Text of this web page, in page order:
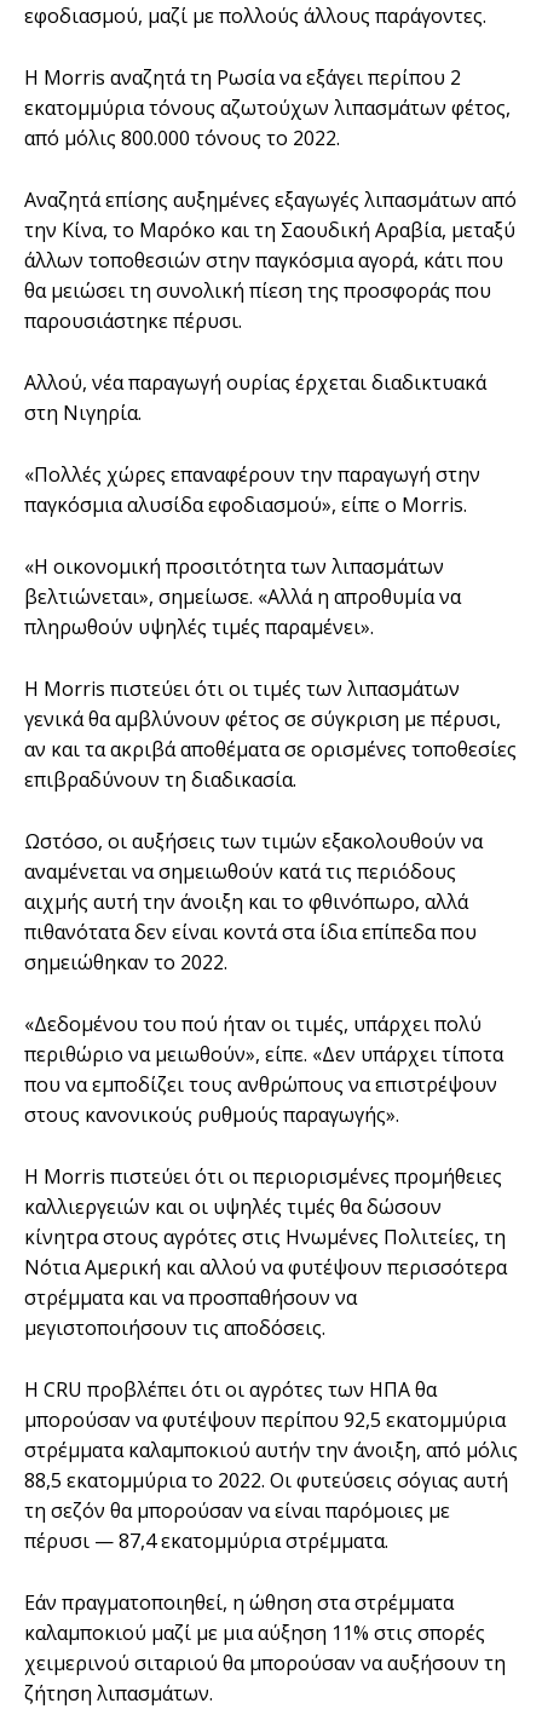
εφοδιασμού, μαζί με πολλούς άλλους παράγοντες.
Η Morris αναζητά τη Ρωσία να εξάγει περίπου 2
εκατομμύρια τόνους αζωτούχων λιπασμάτων φέτος,
από μόλις 800.000 τόνους το 2022.
Αναζητά επίσης αυξημένες εξαγωγές λιπασμάτων από
την Κίνα, το Μαρόκο και τη Σαουδική Αραβία, μεταξύ
άλλων τοποθεσιών στην παγκόσμια αγορά, κάτι που
θα μειώσει τη συνολική πίεση της προσφοράς που
παρουσιάστηκε πέρυσι.
Αλλού, νέα παραγωγή ουρίας έρχεται διαδικτυακά
στη Νιγηρία.
«Πολλές χώρες επαναφέρουν την παραγωγή στην
παγκόσμια αλυσίδα εφοδιασμού», είπε ο Morris.
«Η οικονομική προσιτότητα των λιπασμάτων
βελτιώνεται», σημείωσε. «Αλλά η απροθυμία να
πληρωθούν υψηλές τιμές παραμένει».
Η Morris πιστεύει ότι οι τιμές των λιπασμάτων
γενικά θα αμβλύνουν φέτος σε σύγκριση με πέρυσι,
αν και τα ακριβά αποθέματα σε ορισμένες τοποθεσίες
επιβραδύνουν τη διαδικασία.
Ωστόσο, οι αυξήσεις των τιμών εξακολουθούν να
αναμένεται να σημειωθούν κατά τις περιόδους
αιχμής αυτή την άνοιξη και το φθινόπωρο, αλλά
πιθανότατα δεν είναι κοντά στα ίδια επίπεδα που
σημειώθηκαν το 2022.
«Δεδομένου του πού ήταν οι τιμές, υπάρχει πολύ
περιθώριο να μειωθούν», είπε. «Δεν υπάρχει τίποτα
που να εμποδίζει τους ανθρώπους να επιστρέψουν
στους κανονικούς ρυθμούς παραγωγής».
Η Morris πιστεύει ότι οι περιορισμένες προμήθειες
καλλιεργειών και οι υψηλές τιμές θα δώσουν
κίνητρα στους αγρότες στις Ηνωμένες Πολιτείες, τη
Νότια Αμερική και αλλού να φυτέψουν περισσότερα
στρέμματα και να προσπαθήσουν να
μεγιστοποιήσουν τις αποδόσεις.
Η CRU προβλέπει ότι οι αγρότες των ΗΠΑ θα
μπορούσαν να φυτέψουν περίπου 92,5 εκατομμύρια
στρέμματα καλαμποκιού αυτήν την άνοιξη, από μόλις
88,5 εκατομμύρια το 2022. Οι φυτεύσεις σόγιας αυτή
τη σεζόν θα μπορούσαν να είναι παρόμοιες με
πέρυσι — 87,4 εκατομμύρια στρέμματα.
Εάν πραγματοποιηθεί, η ώθηση στα στρέμματα
καλαμποκιού μαζί με μια αύξηση 11% στις σπορές
χειμερινού σιταριού θα μπορούσαν να αυξήσουν τη
ζήτηση λιπασμάτων.